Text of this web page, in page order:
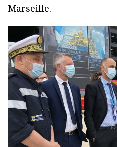
Marseille.